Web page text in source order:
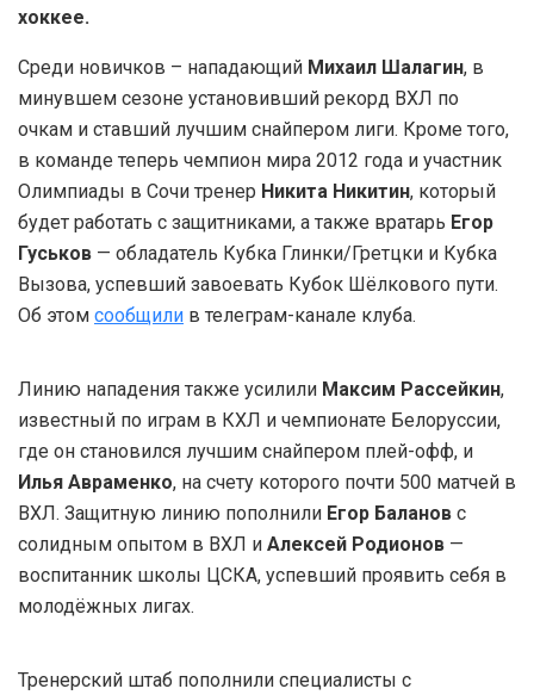
хоккее.
Среди новичков – нападающий Михаил Шалагин, в
минувшем сезоне установивший рекорд ВХЛ по
очкам и ставший лучшим снайпером лиги. Кроме того,
в команде теперь чемпион мира 2012 года и участник
Олимпиады в Сочи тренер Никита Никитин, который
будет работать с защитниками, а также вратарь Егор
Гуськов — обладатель Кубка Глинки/Гретцки и Кубка
Вызова, успевший завоевать Кубок Шёлкового пути.
Об этом сообщили в телеграм-канале клуба.
Линию нападения также усилили Максим Рассейкин,
известный по играм в КХЛ и чемпионате Белоруссии,
где он становился лучшим снайпером плей-офф, и
Илья Авраменко, на счету которого почти 500 матчей в
ВХЛ. Защитную линию пополнили Егор Баланов с
солидным опытом в ВХЛ и Алексей Родионов —
воспитанник школы ЦСКА, успевший проявить себя в
молодёжных лигах.
Тренерский штаб пополнили специалисты с